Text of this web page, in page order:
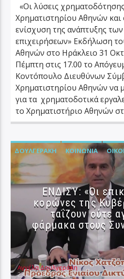
«Οι λύσεις
Χρηματιστηρίου Αθηνών
ενίσχυση της ανάπτυξης
επιχειρήσεων» Εκδήλωση
Αθηνών στο Ηράκλειο 31
Πέμπτη στις 17.00 το
Κοντόπουλο Διευθύνων
Χρηματιστηρίου Αθηνών να
για τα χρηματοδοτικά
το Χρηματιστήριο Αθηνών
ΔΟΥΛΓΕΡΆΚΗ ΚΟΙΝΩΝΊΑ
ΕΝΔΙΣΥ: «Οι
κορώνες της
ταΐζουν ούτε
φάρμακα στους
Αγγέλα Δουλγεράκη
23 ΟΚΤΩΒΡΊΟΥ 2024